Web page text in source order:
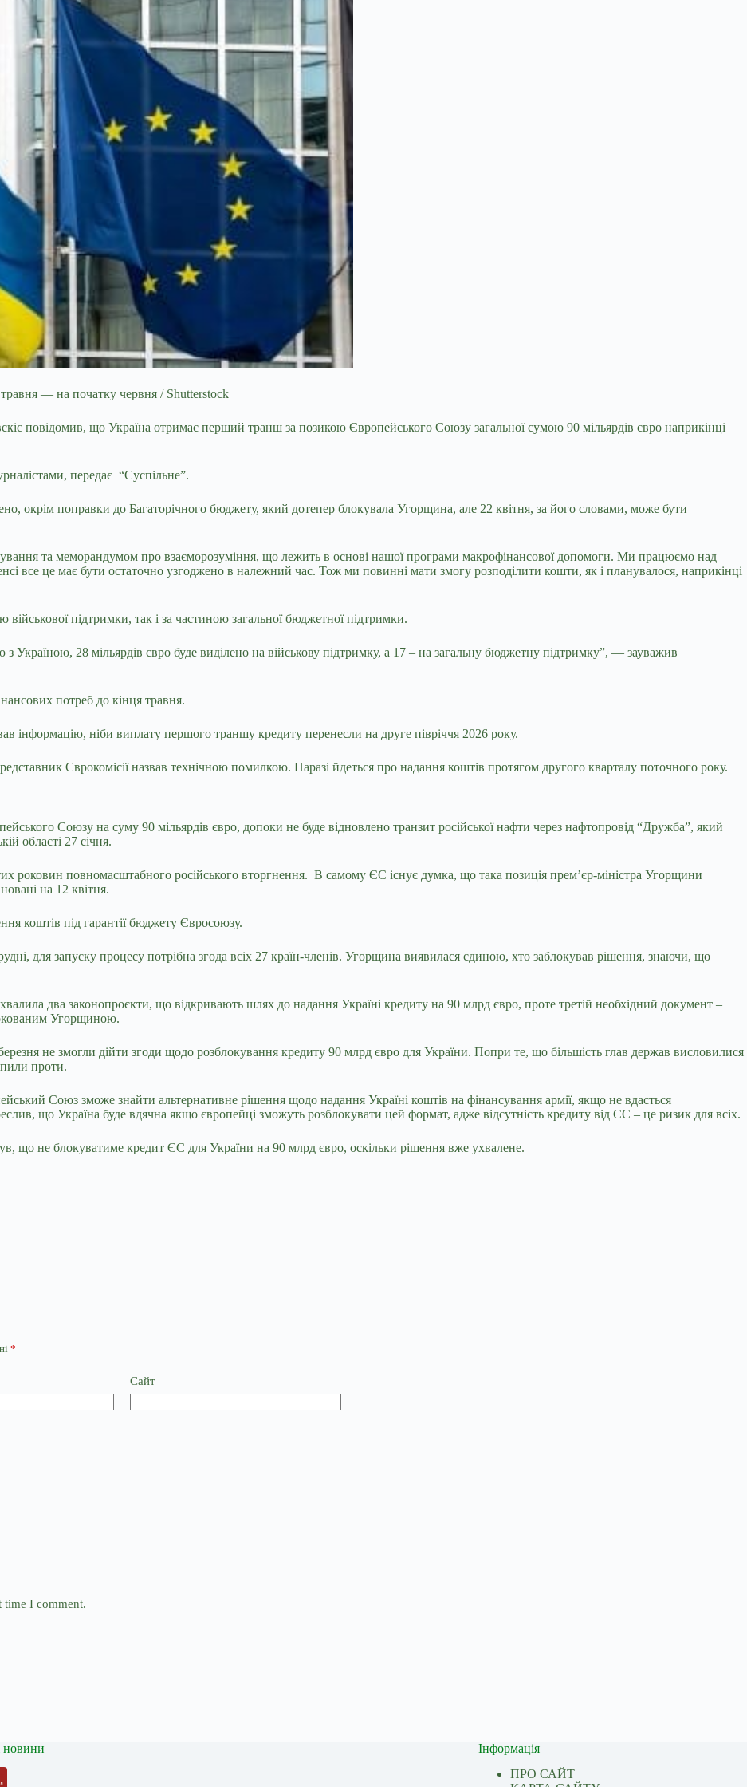
— на початку червня / Shutterstock
повідомив, що Україна отримає перший транш за позикою Європейського Союзу загальної сумою 90 мільярдів євро наприкінці
передає “Суспільне”.
окрім поправки до Багаторічного бюджету, який дотепер блокувала Угорщина, але 22 квітня, за його словами, може бути
та меморандумом про взаєморозуміння, що лежить в основі нашої програми макрофінансової допомоги. Ми працюємо над
все це має бути остаточно узгоджено в належний час. Тож ми повинні мати змогу розподілити кошти, як і планувалося, наприкінці
підтримки, так і за частиною загальної бюджетної підтримки.
з Україною, 28 мільярдів євро буде виділено на військову підтримку, а 17 – на загальну бюджетну підтримку”, — зауважив
потреб до кінця травня.
інформацію, ніби виплату першого траншу кредиту перенесли на друге півріччя 2026 року.
Єврокомісії назвав технічною помилкою. Наразі йдеться про надання коштів протягом другого кварталу поточного року.
Союзу на суму 90 мільярдів євро, допоки не буде відновлено транзит російської нафти через нафтопровід “Дружба”, який
області 27 січня.
роковин повномасштабного російського вторгнення. В самому ЄС існує думка, що така позиція прем’єр-міністра Угорщини
на 12 квітня.
коштів під гарантії бюджету Євросоюзу.
для запуску процесу потрібна згода всіх 27 країн-членів. Угорщина виявилася єдиною, хто заблокував рішення, знаючи, що
два законопроєкти, що відкривають шлях до надання Україні кредиту на 90 млрд євро, проте третій необхідний документ –
Угорщиною.
не змогли дійти згоди щодо розблокування кредиту 90 млрд євро для України. Попри те, що більшість глав держав висловилися
проти.
Союз зможе знайти альтернативне рішення щодо надання Україні коштів на фінансування армії, якщо не вдасться
що Україна буде вдячна якщо європейці зможуть розблокувати цей формат, адже відсутність кредиту від ЄС – це ризик для всіх.
що не блокуватиме кредит ЄС для України на 90 млрд євро, оскільки рішення вже ухвалене.
*
Сайт
time I comment.
новини
Інформація
ПРО САЙТ